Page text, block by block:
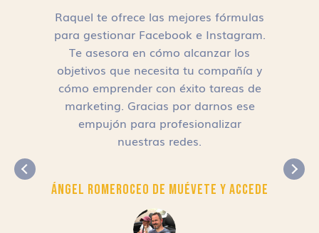
Raquel te ofrece las mejores fórmulas
para gestionar Facebook e Instagram.
Te asesora en cómo alcanzar los
objetivos que necesita tu compañía y
cómo emprender con éxito tareas de
marketing. Gracias por darnos ese
empujón para profesionalizar
nuestras redes.
Ángel RomeroCEO de Muévete y Accede